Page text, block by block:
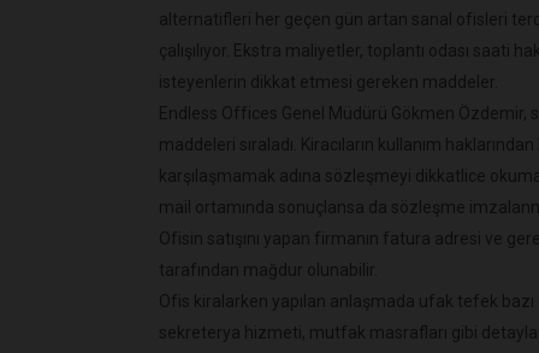
alternatifleri her geçen gün artan sanal ofisleri
çalışılıyor. Ekstra maliyetler, toplantı odası saati
isteyenlerin dikkat etmesi gereken maddeler.
Endless Offices Genel Müdürü Gökmen
maddeleri sıraladı. Kiracıların kullanım
karşılaşmamak adına sözleşmeyi dikkatlice
mail ortamında sonuçlansa da sözleşme
Ofisin satışını yapan firmanın fatura adresi ve
tarafından mağdur olunabilir.
Ofis kiralarken yapılan anlaşmada ufak tefek
sekreterya hizmeti, mutfak masrafları gibi